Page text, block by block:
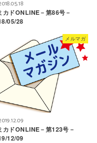
ドONLINE－第86号－
05/28
メルマガ
ドONLINE－第123号－
12/09